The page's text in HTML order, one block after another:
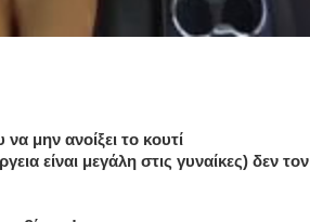
μην ανοίξει το κουτί
είναι μεγάλη στις γυναίκες) δεν τον